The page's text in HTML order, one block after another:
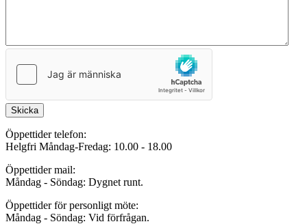
Skicka
Öppettider telefon:
Helgfri Måndag-Fredag: 10.00 - 18.00
Öppettider mail:
Måndag - Söndag: Dygnet runt.
Öppettider för personligt möte:
Måndag - Söndag: Vid förfrågan.